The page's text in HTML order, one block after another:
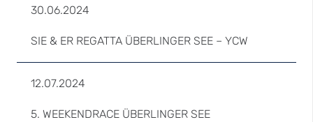
30.06.2024
SIE & ER REGATTA ÜBERLINGER SEE – YCW
12.07.2024
5. WEEKENDRACE ÜBERLINGER SEE